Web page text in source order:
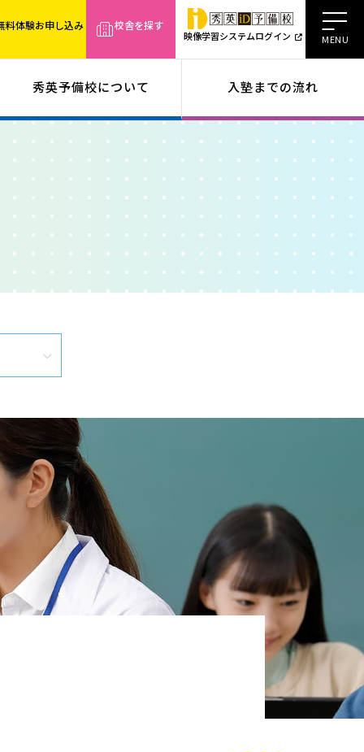
料体験お申し込み 校舎を探す
映像学習システムログイン
秀英予備校について 入塾までの流れ